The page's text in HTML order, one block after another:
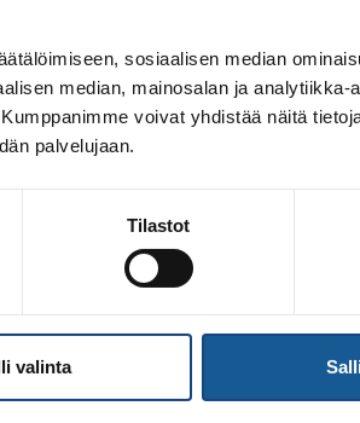
sosiaalisen median
median, mainosalan ja analytiikka-
voivat yhdistää näitä
palvelujaan.
Tilastot
valinta
koulukiertueet tulivat
opiskelijoihin ja opettajiin.
pariin. Hankkeen suorista